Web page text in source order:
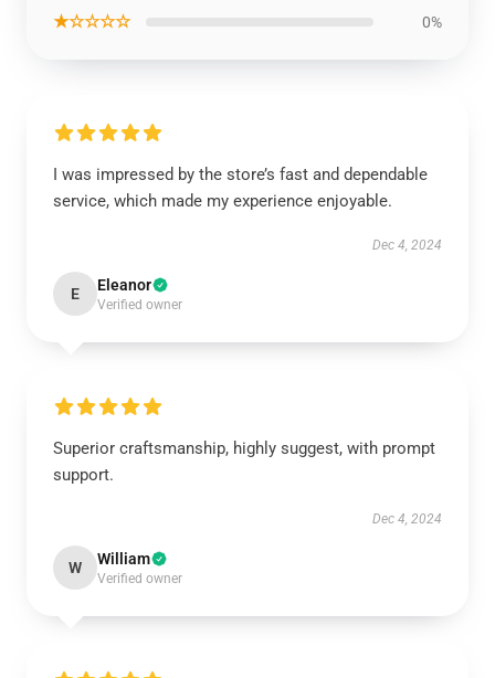
★☆☆☆☆ 0%
I was impressed by the store’s fast and dependable
service, which made my experience enjoyable.
Dec 4, 2024
E Eleanor
Verified owner
Superior craftsmanship, highly suggest, with prompt
support.
Dec 4, 2024
W William
Verified owner